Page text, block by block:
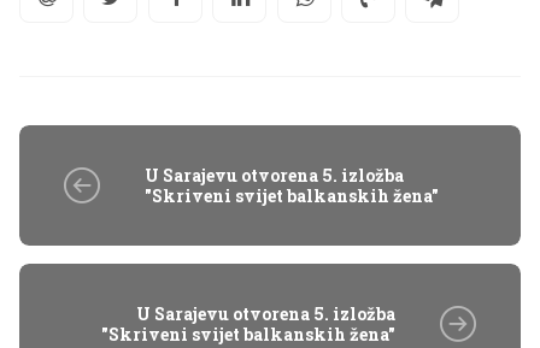
U Sarajevu otvorena 5. izložba
"Skriveni svijet balkanskih žena"
U Sarajevu otvorena 5. izložba
"Skriveni svijet balkanskih žena"